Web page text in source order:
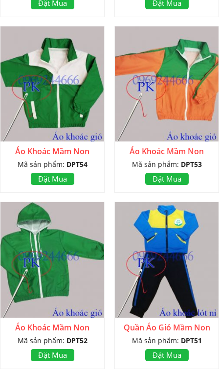
Đặt Mua Đặt Mua
Áo Khoác Mầm Non
Mã sản phẩm: DPT54
Đặt Mua
Áo Khoác Mầm Non
Mã sản phẩm: DPT53
Đặt Mua
Áo Khoác Mầm Non
Mã sản phẩm: DPT52
Đặt Mua
Quần Áo Gió Mầm Non
Mã sản phẩm: DPT51
Đặt Mua